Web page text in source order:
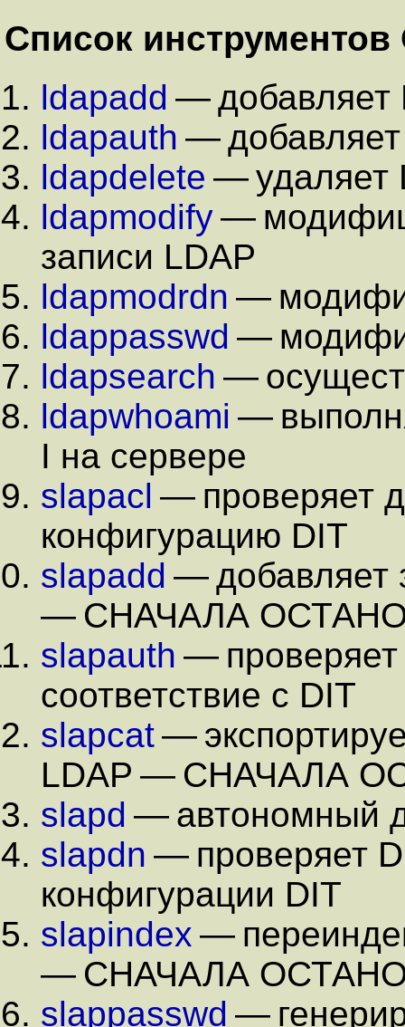
Список инструментов
ldapadd — добавляет
ldapauth — добавляет
ldapdelete — удаляет
ldapmodify—
записи LDAP
ldapmodrdn —
ldappasswd —
ldapsearch —
ldapwhoami —
I на сервере
slapacl — проверяет
конфигурацию DIT
slapadd — добавляет
— СНАЧАЛА
slapauth —
соответствие с DIT
slapcat—
LDAP — СНАЧАЛА
slapd — автономный
slapdn — проверяет
конфигурации DIT
slapindex —
— СНАЧАЛА
slappasswd —